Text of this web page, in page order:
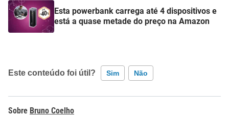
Esta powerbank carrega até 4 dispositivos e
está a quase metade do preço na Amazon
Este conteúdo foi útil? Sim Não
Bruno Coelho